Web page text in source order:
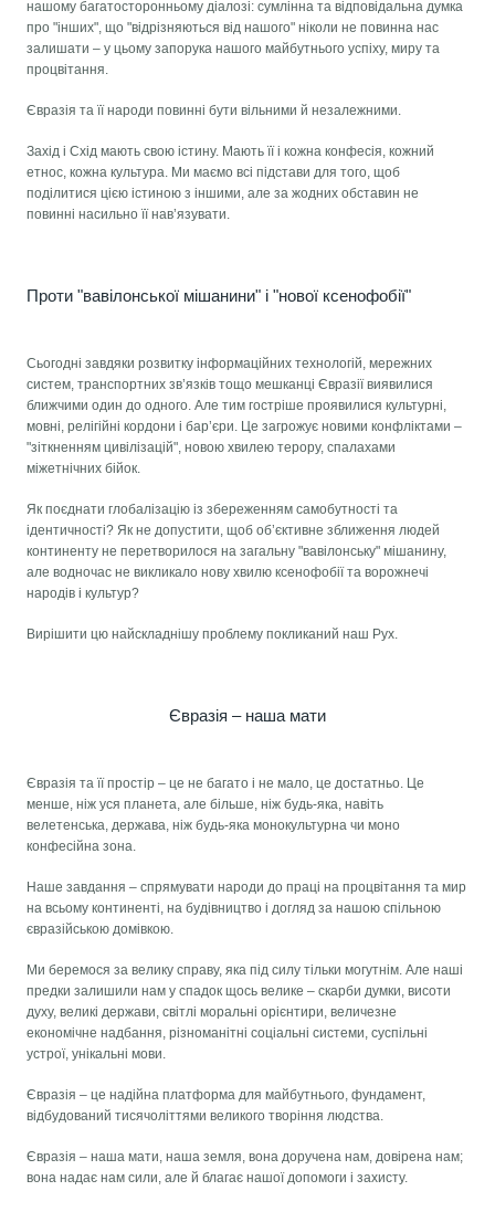
нашому багатосторонньому діалозі: сумлінна та відповідальна думка
про "інших", що "відрізняються від нашого" ніколи не повинна нас
залишати – у цьому запорука нашого майбутнього успіху, миру та
процвітання.
Євразія та її народи повинні бути вільними й незалежними.
Захід і Схід мають свою істину. Мають її і кожна конфесія, кожний
етнос, кожна культура. Ми маємо всі підстави для того, щоб
поділитися цією істиною з іншими, але за жодних обставин не
повинні насильно її нав’язувати.
Проти "вавілонської мішанини" і "нової ксенофобії"
Сьогодні завдяки розвитку інформаційних технологій, мережних
систем, транспортних зв’язків тощо мешканці Євразії виявилися
ближчими один до одного. Але тим гостріше проявилися культурні,
мовні, релігійні кордони і бар’єри. Це загрожує новими конфліктами –
"зіткненням цивілізацій", новою хвилею терору, спалахами
міжетнічних бійок.
Як поєднати глобалізацію із збереженням самобутності та
ідентичності? Як не допустити, щоб об’єктивне зближення людей
континенту не перетворилося на загальну "вавілонську" мішанину,
але водночас не викликало нову хвилю ксенофобії та ворожнечі
народів і культур?
Вирішити цю найскладнішу проблему покликаний наш Рух.
Євразія – наша мати
Євразія та її простір – це не багато і не мало, це достатньо. Це
менше, ніж уся планета, але більше, ніж будь-яка, навіть
велетенська, держава, ніж будь-яка монокультурна чи моно
конфесійна зона.
Наше завдання – спрямувати народи до праці на процвітання та мир
на всьому континенті, на будівництво і догляд за нашою спільною
євразійською домівкою.
Ми беремося за велику справу, яка під силу тільки могутнім. Але наші
предки залишили нам у спадок щось велике – скарби думки, висоти
духу, великі держави, світлі моральні орієнтири, величезне
економічне надбання, різноманітні соціальні системи, суспільні
устрої, унікальні мови.
Євразія – це надійна платформа для майбутнього, фундамент,
відбудований тисячоліттями великого творіння людства.
Євразія – наша мати, наша земля, вона доручена нам, довірена нам;
вона надає нам сили, але й благає нашої допомоги і захисту.